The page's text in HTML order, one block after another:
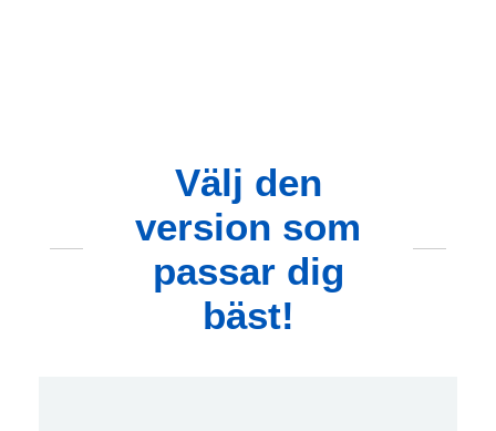
Välj den
version som
passar dig
bäst!